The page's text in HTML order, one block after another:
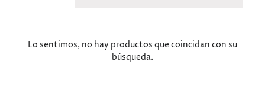
Lo sentimos, no hay productos que coincidan con su
búsqueda.